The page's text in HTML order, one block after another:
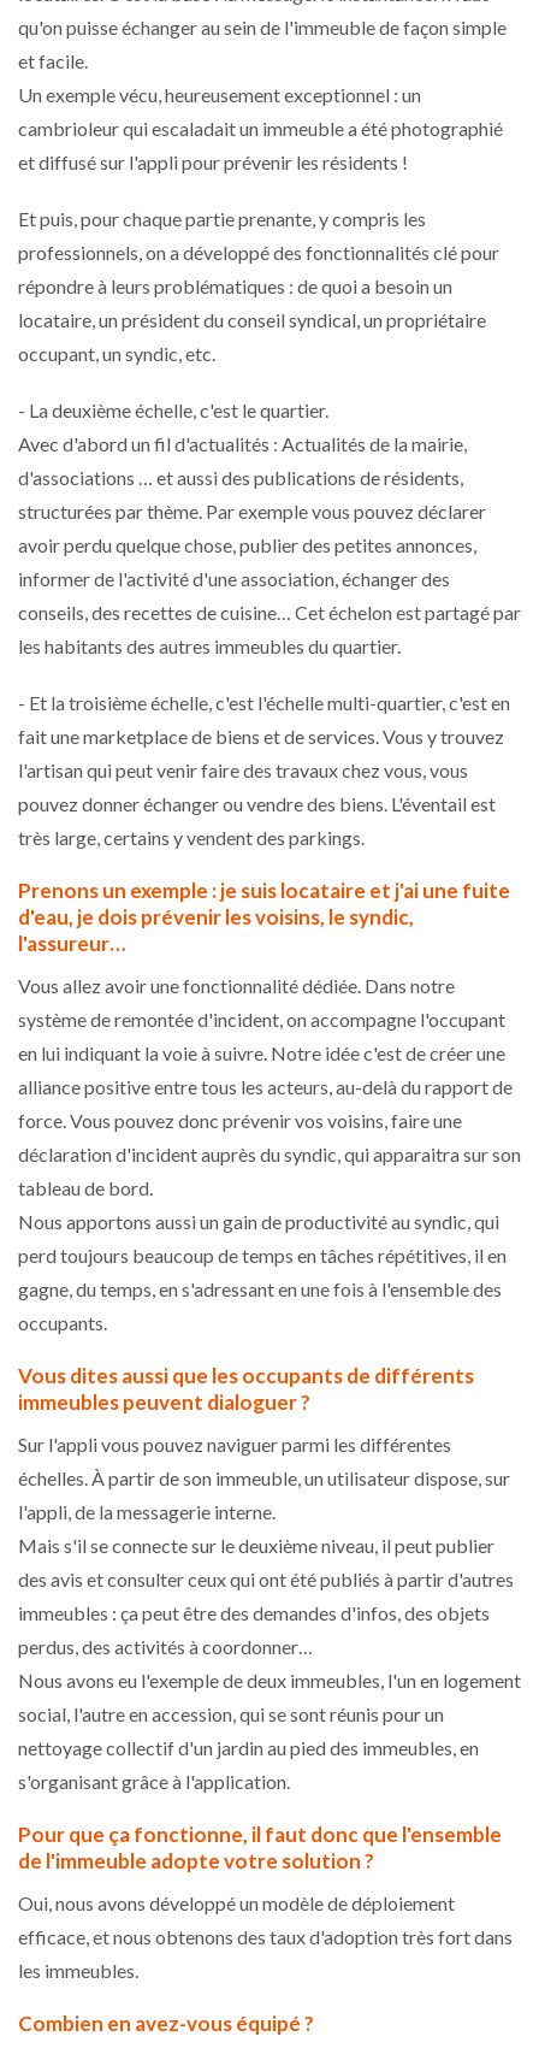
qu'on puisse échanger au sein de l'immeuble de façon simple
et facile.
Un exemple vécu, heureusement exceptionnel : un
cambrioleur qui escaladait un immeuble a été photographié
et diffusé sur l'appli pour prévenir les résidents !
Et puis, pour chaque partie prenante, y compris les
professionnels, on a développé des fonctionnalités clé pour
répondre à leurs problématiques : de quoi a besoin un
locataire, un président du conseil syndical, un propriétaire
occupant, un syndic, etc.
- La deuxième échelle, c'est le quartier.
Avec d'abord un fil d'actualités : Actualités de la mairie,
d'associations … et aussi des publications de résidents,
structurées par thème. Par exemple vous pouvez déclarer
avoir perdu quelque chose, publier des petites annonces,
informer de l'activité d'une association, échanger des
conseils, des recettes de cuisine… Cet échelon est partagé par
les habitants des autres immeubles du quartier.
- Et la troisième échelle, c'est l'échelle multi-quartier, c'est en
fait une marketplace de biens et de services. Vous y trouvez
l'artisan qui peut venir faire des travaux chez vous, vous
pouvez donner échanger ou vendre des biens. L'éventail est
très large, certains y vendent des parkings.
Prenons un exemple : je suis locataire et j'ai une fuite
d'eau, je dois prévenir les voisins, le syndic,
l'assureur…
Vous allez avoir une fonctionnalité dédiée. Dans notre
système de remontée d'incident, on accompagne l'occupant
en lui indiquant la voie à suivre. Notre idée c'est de créer une
alliance positive entre tous les acteurs, au-delà du rapport de
force. Vous pouvez donc prévenir vos voisins, faire une
déclaration d'incident auprès du syndic, qui apparaitra sur son
tableau de bord.
Nous apportons aussi un gain de productivité au syndic, qui
perd toujours beaucoup de temps en tâches répétitives, il en
gagne, du temps, en s'adressant en une fois à l'ensemble des
occupants.
Vous dites aussi que les occupants de différents
immeubles peuvent dialoguer ?
Sur l'appli vous pouvez naviguer parmi les différentes
échelles. À partir de son immeuble, un utilisateur dispose, sur
l'appli, de la messagerie interne.
Mais s'il se connecte sur le deuxième niveau, il peut publier
des avis et consulter ceux qui ont été publiés à partir d'autres
immeubles : ça peut être des demandes d'infos, des objets
perdus, des activités à coordonner…
Nous avons eu l'exemple de deux immeubles, l'un en logement
social, l'autre en accession, qui se sont réunis pour un
nettoyage collectif d'un jardin au pied des immeubles, en
s'organisant grâce à l'application.
Pour que ça fonctionne, il faut donc que l'ensemble
de l'immeuble adopte votre solution ?
Oui, nous avons développé un modèle de déploiement
efficace, et nous obtenons des taux d'adoption très fort dans
les immeubles.
Combien en avez-vous équipé ?